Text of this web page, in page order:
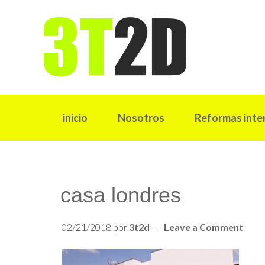
inicio Nosotros Reformas
casa londres
02/21/2018 por 3t2d Leave a Comment